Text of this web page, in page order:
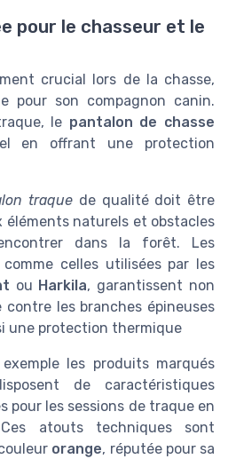
pour le chasseur et le
crucial lors de la chasse,
pour son compagnon canin.
le pantalon de chasse
en offrant une protection
traque de qualité doit être
éléments naturels et obstacles
dans la forêt. Les
celles utilisées par les
ou Harkila, garantissent non
contre les branches épineuses
une protection thermique
les produits marqués
de caractéristiques
pour les sessions de traque en
atouts techniques sont
orange, réputée pour sa